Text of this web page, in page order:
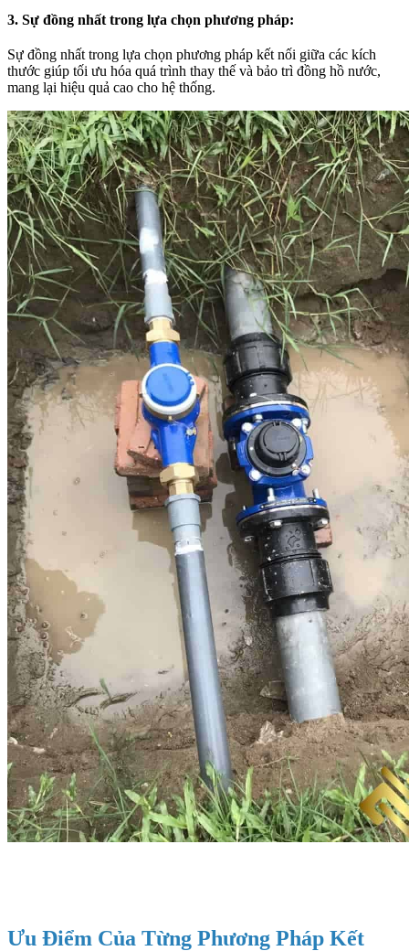
3. Sự đồng nhất trong lựa chọn phương pháp:
Sự đồng nhất trong lựa chọn phương pháp kết nối giữa các kích
thước giúp tối ưu hóa quá trình thay thế và bảo trì đồng hồ nước,
mang lại hiệu quả cao cho hệ thống.
Ưu Điểm Của Từng Phương Pháp Kết